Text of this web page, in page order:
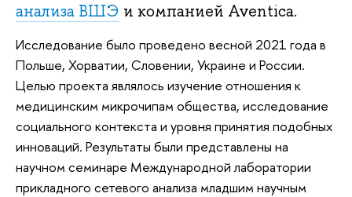
анализа ВШЭ и компанией Aventica.
Исследование было проведено весной 2021 года в
Польше, Хорватии, Словении, Украине и России.
Целью проекта являлось изучение отношения к
медицинским микрочипам общества, исследование
социального контекста и уровня принятия подобных
инноваций. Результаты были представлены на
научном семинаре Международной лаборатории
прикладного сетевого анализа младшим научным